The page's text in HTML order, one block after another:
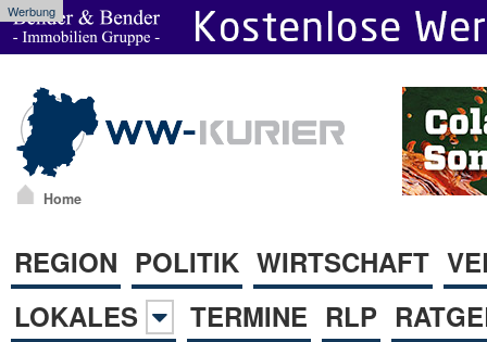
Werbung
Home
REGION POLITIK WIRTSCHAFT
LOKALES
TERMINE RLP